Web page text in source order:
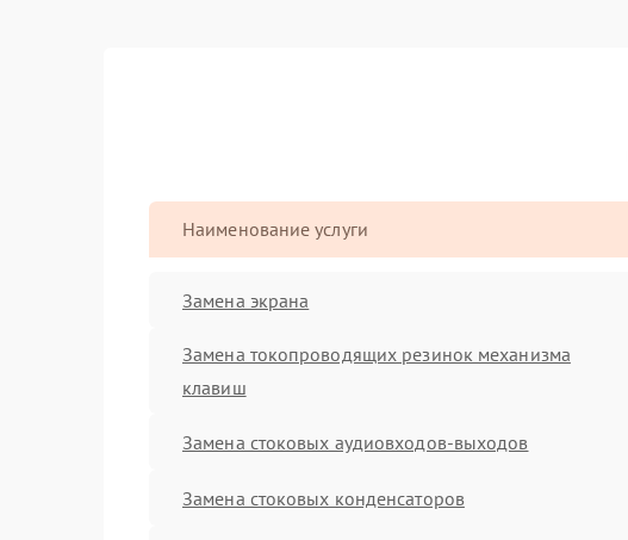
Наименование услуги
Замена экрана
Замена токопроводящих резинок механизма
клавиш
Замена стоковых аудиовходов-выходов
Замена стоковых конденсаторов